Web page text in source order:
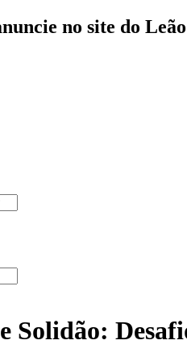
no site do
Solidão: